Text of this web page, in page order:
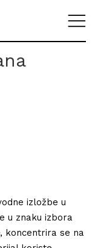
izložbe u
u znaku izbora
, koncentrira se na